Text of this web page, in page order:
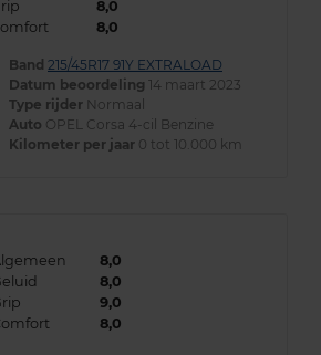
8,0
8,0
Band 215/45R17 91Y EXTRALOAD
Datum beoordeling 14 maart 2023
Type rijder Normaal
Auto OPEL Corsa 4-cil Benzine
Kilometer per jaar 0 tot 10.000 km
8,0
8,0
9,0
8,0